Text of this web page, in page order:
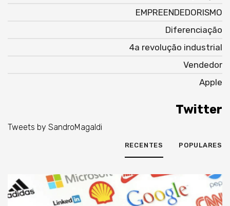
EMPREENDEDORISMO
Diferenciação
4a revolução industrial
Vendedor
Apple
Twitter
Tweets by SandroMagaldi
POPULARES
RECENTES